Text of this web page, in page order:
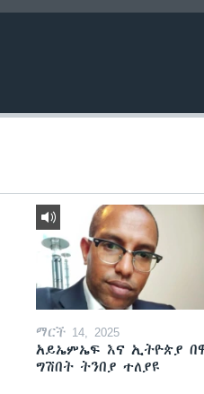
ማርች 14, 2025
አይኤምኤፍ እና ኢትዮጵያ
ግሽበት ትንበያ ተለያዩ